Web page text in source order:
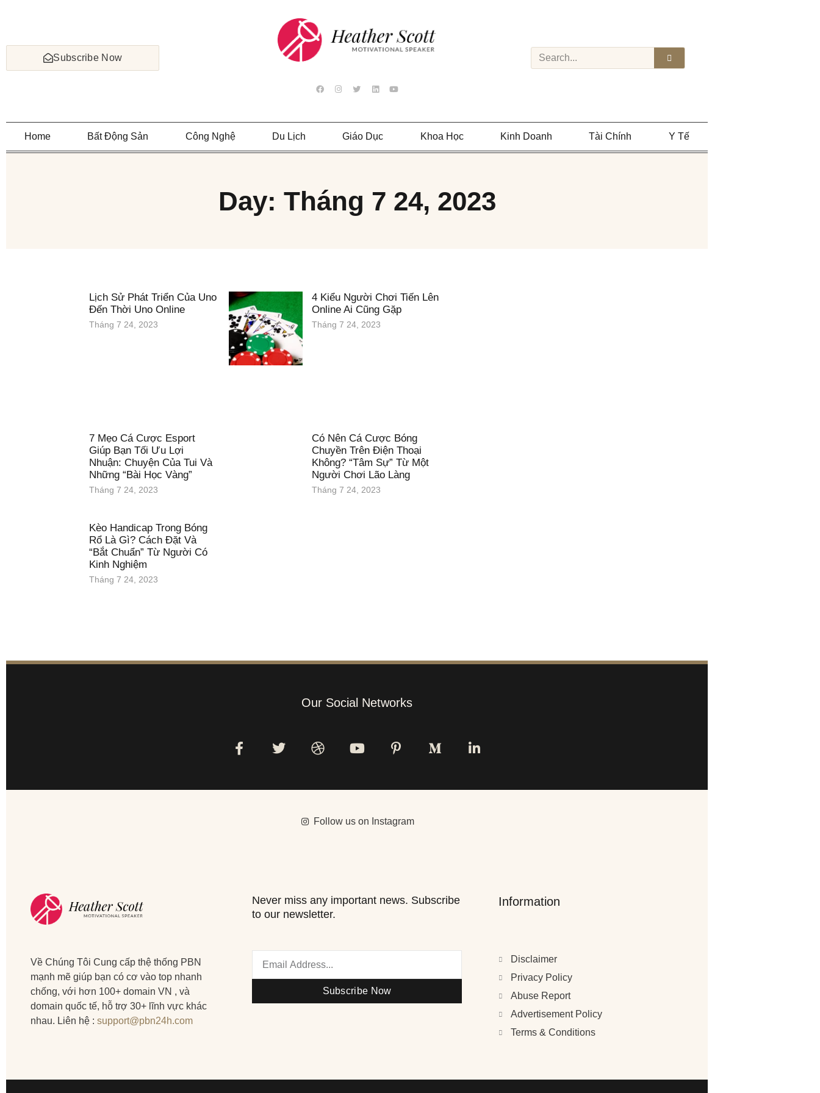
Subscribe Now
Home Bất Động Sản Công Nghệ Du Lịch Giáo Dục Khoa Học Kinh Doanh Tài Chính Y Tế
Day: Tháng 7 24, 2023
Lịch Sử Phát Triển Của Uno
Đến Thời Uno Online
Tháng 7 24, 2023
4 Kiểu Người Chơi Tiến Lên
Online Ai Cũng Gặp
Tháng 7 24, 2023
7 Mẹo Cá Cược Esport
Giúp Bạn Tối Ưu Lợi
Nhuận: Chuyện Của Tui Và
Những “Bài Học Vàng”
Tháng 7 24, 2023
Có Nên Cá Cược Bóng
Chuyền Trên Điện Thoại
Không? “Tâm Sự” Từ Một
Người Chơi Lão Làng
Tháng 7 24, 2023
Kèo Handicap Trong Bóng
Rổ Là Gì? Cách Đặt Và
“Bắt Chuẩn” Từ Người Có
Kinh Nghiệm
Tháng 7 24, 2023
Our Social Networks
Follow us on Instagram
Về Chúng Tôi Cung cấp thệ thống PBN
mạnh mẽ giúp bạn có cơ vào top nhanh
chống, với hơn 100+ domain VN , và
domain quốc tế, hỗ trợ 30+ lĩnh vực khác
nhau. Liên hệ : support@pbn24h.com
Never miss any important news. Subscribe
to our newsletter.
Subscribe Now
Information
Disclaimer
Privacy Policy
Abuse Report
Advertisement Policy
Terms & Conditions